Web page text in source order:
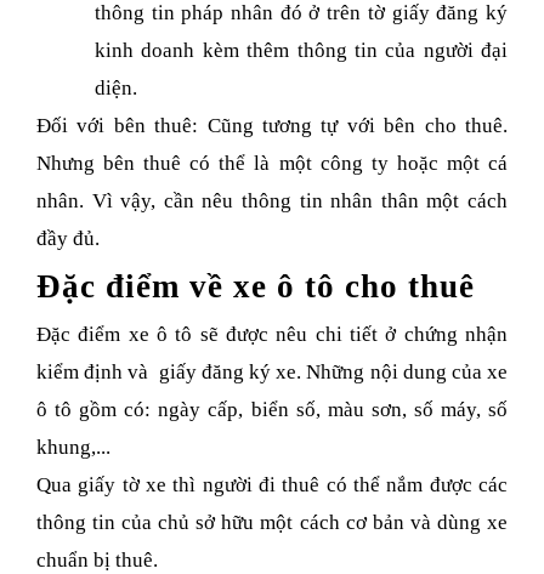
thông tin pháp nhân đó ở trên tờ giấy đăng ký
kinh doanh kèm thêm thông tin của người đại
diện.
Đối với bên thuê: Cũng tương tự với bên cho thuê.
Nhưng bên thuê có thể là một công ty hoặc một cá
nhân. Vì vậy, cần nêu thông tin nhân thân một cách
đầy đủ.
Đặc điểm về xe ô tô cho thuê
Đặc điểm xe ô tô sẽ được nêu chi tiết ở chứng nhận
kiểm định và giấy đăng ký xe. Những nội dung của xe
ô tô gồm có: ngày cấp, biển số, màu sơn, số máy, số
khung,...
Qua giấy tờ xe thì người đi thuê có thể nắm được các
thông tin của chủ sở hữu một cách cơ bản và dùng xe
chuẩn bị thuê.